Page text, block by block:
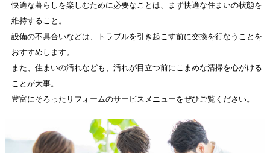
快適な暮らしを楽しむために必要なことは、まず快適な住まいの状態を
維持すること。
設備の不具合いなどは、トラブルを引き起こす前に交換を行なうことを
おすすめします。
また、住まいの汚れなども、汚れが目立つ前にこまめな清掃を心がける
ことが大事。
豊富にそろったリフォームのサービスメニューをぜひご覧ください。